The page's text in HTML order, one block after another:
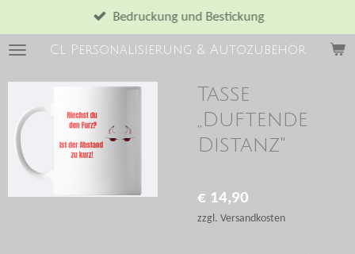
Hauptinhalt
springenCl Personalisierung & Autozubehör
Bedruckung und Bestickung
Tasse
,,Duftende
Distanz''
€ 14,90
zzgl. Versandkosten